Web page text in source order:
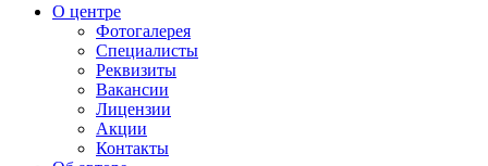
О центре
Фотогалерея
Специалисты
Реквизиты
Вакансии
Лицензии
Акции
Контакты